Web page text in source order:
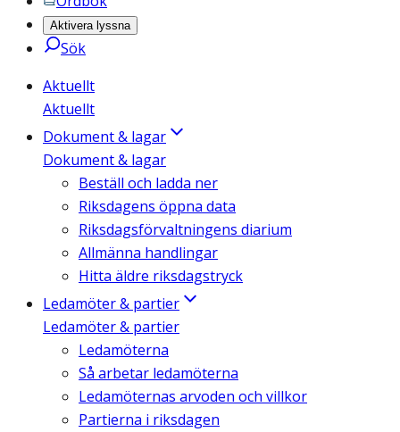
Aktivera lyssna
Sök
Aktuellt
Aktuellt
Dokument & lagar
Dokument & lagar
Beställ och ladda ner
Riksdagens öppna data
Riksdagsförvaltningens diarium
Allmänna handlingar
Hitta äldre riksdagstryck
Ledamöter & partier
Ledamöter & partier
Ledamöterna
Så arbetar ledamöterna
Ledamöternas arvoden och villkor
Partierna i riksdagen